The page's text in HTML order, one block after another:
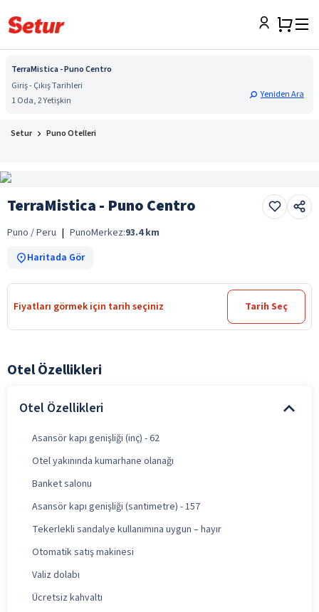
TerraMistica - Puno Centro
Giriş - Çıkış Tarihleri
1 Oda, 2 Yetişkin
Yeniden Ara
Setur Puno Otelleri
TerraMistica - Puno Centro
Puno / Peru | PunoMerkez:93.4 km
Haritada Gör
Fiyatları görmek için tarih seçiniz Tarih Seç
Otel Özellikleri
Otel Özellikleri
Asansör kapı genişliği (inç) - 62
Otel yakınında kumarhane olanağı
Banket salonu
Asansör kapı genişliği (santimetre) - 157
Tekerlekli sandalye kullanımına uygun – hayır
Otomatik satış makinesi
Valiz dolabı
Ücretsiz kahvaltı